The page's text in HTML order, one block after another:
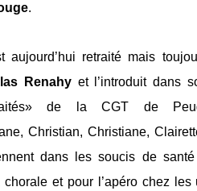
.
aujourd’hui retraité mais
Renahy et l’introduit dans
de la CGT de
Christian, Christiane,
dans les soucis de
chorale et pour l’apéro chez